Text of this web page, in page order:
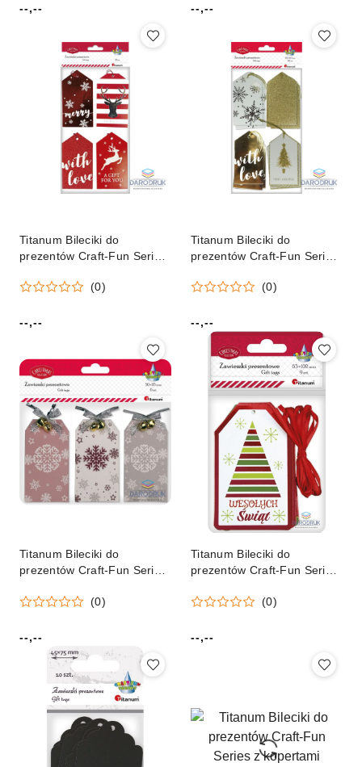
Cena:
--,--
Cena:
--,--
Titanum Bileciki do
prezentów Craft-Fun Series
(18TC108-2) (0)
Cena:
--,--
Titanum Bileciki do
prezentów Craft-Fun Series
(0)
Cena:
--,--
Titanum Bileciki do
prezentów Craft-Fun Series
(0)
Cena:
--,--
Titanum Bileciki do
prezentów Craft-Fun Series
(0)
Cena:
--,--